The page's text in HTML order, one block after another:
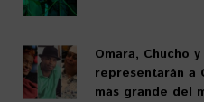
Omara, Chucho
representarán a
más grande del